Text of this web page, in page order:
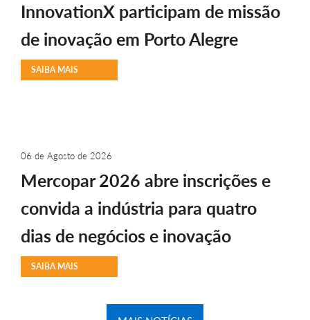
InnovationX participam de missão
de inovação em Porto Alegre
SAIBA MAIS
06 de Agosto de 2026
Mercopar 2026 abre inscrições e
convida a indústria para quatro
dias de negócios e inovação
SAIBA MAIS